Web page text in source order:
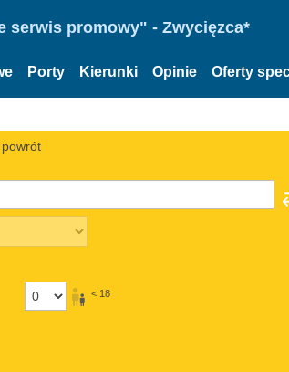
serwis promowy" - Zwycięzca*
Porty Kierunki Opinie Oferty
< 18